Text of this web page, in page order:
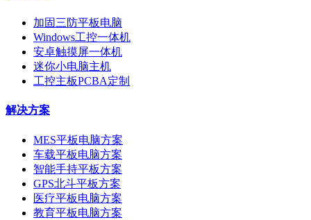
加固三防平板电脑
Windows工控一体机
安卓触摸屏一体机
迷你小电脑主机
工控主板PCBA定制
解决方案
MES平板电脑方案
车载平板电脑方案
智能手持平板方案
GPS北斗平板方案
医疗平板电脑方案
教育平板电脑方案